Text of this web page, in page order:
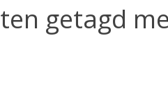
getagd